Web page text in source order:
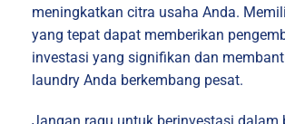
meningkatkan citra usaha Anda.
yang tepat dapat memberikan
investasi yang signifikan dan
laundry Anda berkembang pesat.